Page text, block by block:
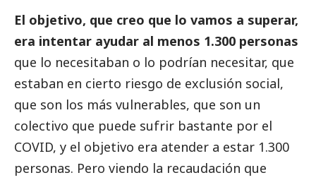
El objetivo, que creo que lo vamos a superar,
era intentar ayudar al menos 1.300 personas
que lo necesitaban o lo podrían necesitar, que
estaban en cierto riesgo de exclusión social,
que son los más vulnerables, que son un
colectivo que puede sufrir bastante por el
COVID, y el objetivo era atender a estar 1.300
personas. Pero viendo la recaudación que